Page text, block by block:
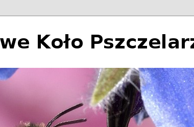
Pszczelarzy nr 2 w Łodzi